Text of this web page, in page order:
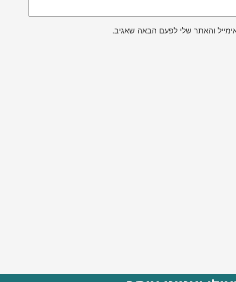
והאתר שלי לפעם הבאה שאגיב.